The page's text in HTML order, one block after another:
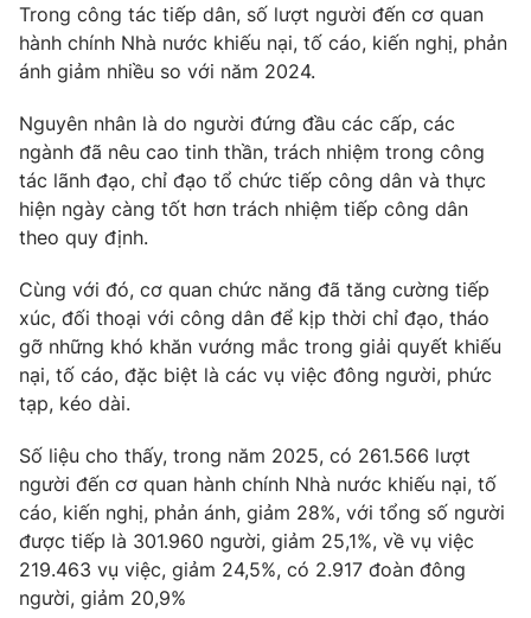
Photo Infographic
Video
VTV Money VTV Thể thao
VTV Sức khoẻ Bất động sản
Thị trường 24h Tấm lòng Việt
VTV4 Vươn mình bằng AI
Liên hệ tòa soạn English
Trong công tác tiếp dân, số lượt người đến cơ quan
hành chính Nhà nước khiếu nại, tố cáo, kiến nghị, phản
ánh giảm nhiều so với năm 2024.
Nguyên nhân là do người đứng đầu các cấp, các
ngành đã nêu cao tinh thần, trách nhiệm trong công
tác lãnh đạo, chỉ đạo tổ chức tiếp công dân và thực
hiện ngày càng tốt hơn trách nhiệm tiếp công dân
theo quy định.
Cùng với đó, cơ quan chức năng đã tăng cường tiếp
xúc, đối thoại với công dân để kịp thời chỉ đạo, tháo
gỡ những khó khăn vướng mắc trong giải quyết khiếu
nại, tố cáo, đặc biệt là các vụ việc đông người, phức
tạp, kéo dài.
Số liệu cho thấy, trong năm 2025, có 261.566 lượt
người đến cơ quan hành chính Nhà nước khiếu nại, tố
cáo, kiến nghị, phản ánh, giảm 28%, với tổng số người
được tiếp là 301.960 người, giảm 25,1%, về vụ việc
219.463 vụ việc, giảm 24,5%, có 2.917 đoàn đông
người, giảm 20,9%